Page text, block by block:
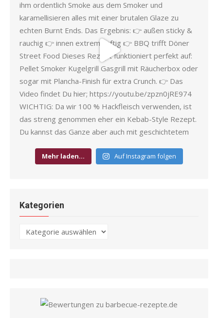
Mehr laden… Auf Instagram folgen
Kategorien
Kategorien